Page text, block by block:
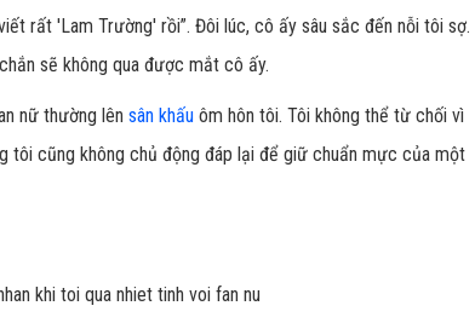
rất 'Lam Trường' rồi”. Đôi lúc, cô ấy sâu sắc đến nỗi tôi sợ.
sẽ không qua được mắt cô ấy.
nữ thường lên sân khấu ôm hôn tôi. Tôi không thể từ chối vì
tôi cũng không chủ động đáp lại để giữ chuẩn mực của một